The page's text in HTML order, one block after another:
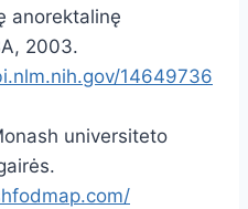
anorektalinę
2003.
14649736
universiteto